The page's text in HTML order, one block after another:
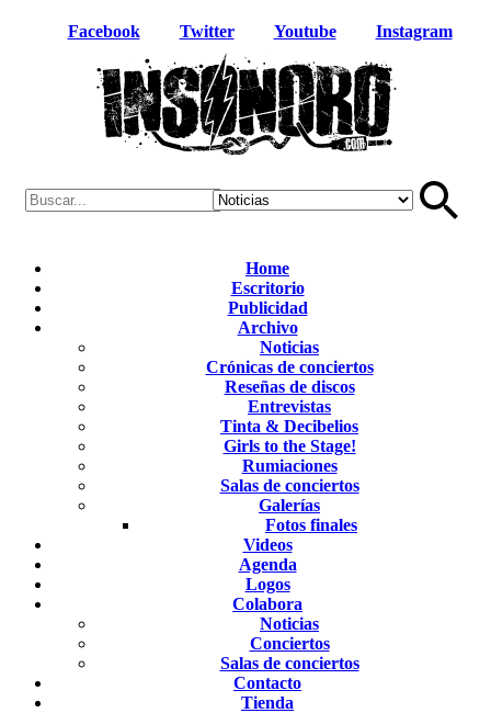
Facebook Twitter Youtube Instagram
Home
Escritorio
Publicidad
Archivo
Noticias
Crónicas de conciertos
Reseñas de discos
Entrevistas
Tinta & Decibelios
Girls to the Stage!
Rumiaciones
Salas de conciertos
Galerías
Fotos finales
Videos
Agenda
Logos
Colabora
Noticias
Conciertos
Salas de conciertos
Contacto
Tienda